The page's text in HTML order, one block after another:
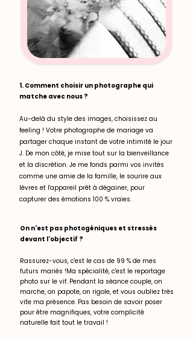
1. Comment choisir un photographe qui
matche avec nous ?
Au-delà du style des images, choisissez au
feeling ! Votre photographe de mariage va
partager chaque instant de votre intimité le jour
J. De mon côté, je mise tout sur la bienveillance
et la discrétion. Je me fonds parmi vos invités
comme une amie de la famille, le sourire aux
lèvres et l'appareil prêt à dégainer, pour
capturer des émotions 100 % vraies.
On n'est pas photogéniques et stressés
devant l'objectif ?
Rassurez-vous, c'est le cas de 99 % de mes
futurs mariés !Ma spécialité, c'est le reportage
photo sur le vif. Pendant la séance couple, on
marche, on papote, on rigole, et vous oubliez très
vite ma présence. Pas besoin de savoir poser
pour être magnifiques, votre complicité
naturelle fait tout le travail !